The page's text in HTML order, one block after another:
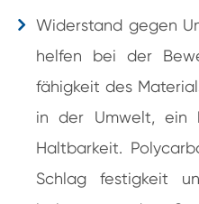
Widerstand gegen
helfen bei der
fähigkeit des
in der Umwelt, ein
Haltbarkeit.
Schlag festigkeit